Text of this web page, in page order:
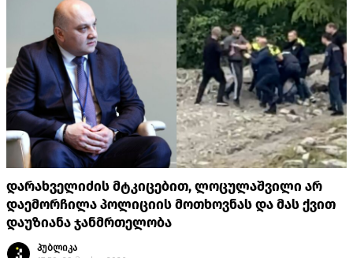
დარახველიძის მტკიცებით, ლოცულაშვილი არ
დაემორჩილა პოლიციის მოთხოვნას და მას ქვით
დაუზიანა ჯანმრთელობა
პუბლიკა